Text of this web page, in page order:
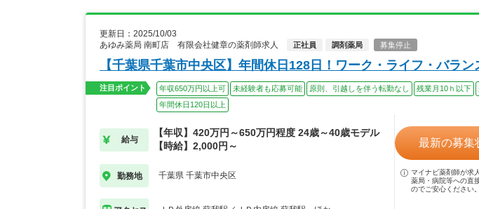
更新日：2025/10/03
あゆみ薬局 南町店 有限会社健章の薬剤師求人
正社員 調剤薬局 募集停止
【千葉県千葉市中央区】年間休日128日！ワーク・ライフ・バラ
注目ポイント 年収650万円以上可 未経験者も応募可能 原則、引越しを伴う転勤なし 残業月10ｈ以下
年間休日120日以上
給与
【年収】420万円～650万円程度 24歳～40歳モデル
【時給】2,000円～
勤務地 千葉県 千葉市中央区
最新の募集
マイナビ薬剤師が求
薬局・病院等への直
のでご安心ください。